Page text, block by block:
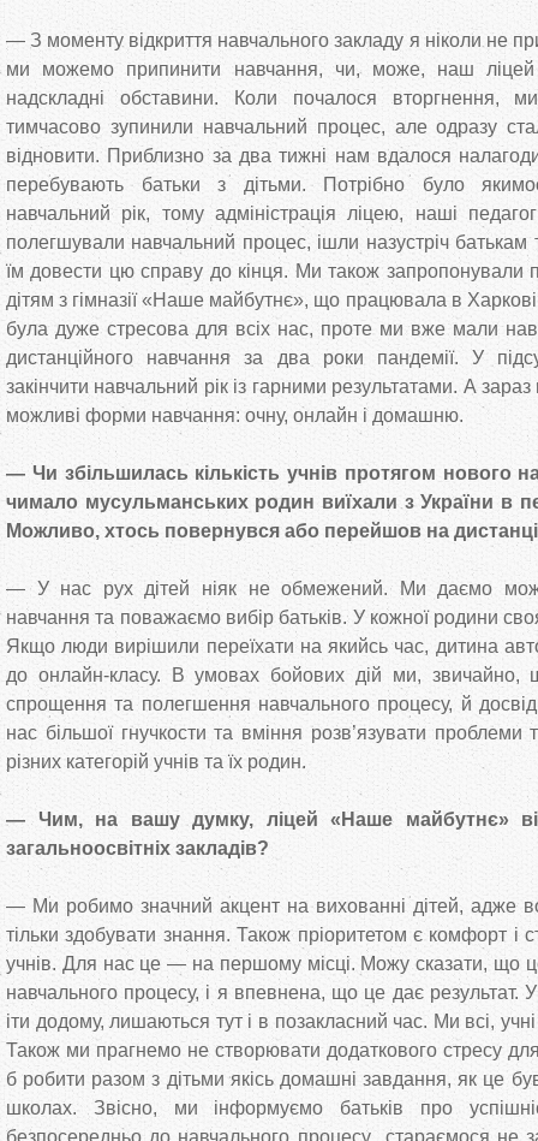
— З моменту відкриття навчального закладу я ніколи не
ми можемо припинити навчання, чи, може, наш ліцей
надскладні обставини. Коли почалося вторгнення,
тимчасово зупинили навчальний процес, але одразу
відновити. Приблизно за два тижні нам вдалося
перебувають батьки з дітьми. Потрібно було
навчальний рік, тому адміністрація ліцею, наші
полегшували навчальний процес, ішли назустріч
їм довести цю справу до кінця. Ми також запропонували
дітям з гімназії «Наше майбутнє», що працювала в
була дуже стресова для всіх нас, проте ми вже мали
дистанційного навчання за два роки пандемії. У
закінчити навчальний рік із гарними результатами. А
можливі форми навчання: очну, онлайн і домашню.
— Чи збільшилась кількість учнів протягом нового
чимало мусульманських родин виїхали з України в
Можливо, хтось повернувся або перейшов на
— У нас рух дітей ніяк не обмежений. Ми даємо
навчання та поважаємо вибір батьків. У кожної родини
Якщо люди вирішили переїхати на якийсь час, дитина
до онлайн-класу. В умовах бойових дій ми, звичайно,
спрощення та полегшення навчального процесу, й
нас більшої гнучкости та вміння розв’язувати проблеми
різних категорій учнів та їх родин.
— Чим, на вашу думку, ліцей «Наше майбутнє»
загальноосвітніх закладів?
— Ми робимо значний акцент на вихованні дітей, адже
тільки здобувати знання. Також пріоритетом є комфорт і
учнів. Для нас це — на першому місці. Можу сказати, що
навчального процесу, і я впевнена, що це дає результат.
іти додому, лишаються тут і в позакласний час. Ми всі,
Також ми прагнемо не створювати додаткового стресу
б робити разом з дітьми якісь домашні завдання, як це
школах. Звісно, ми інформуємо батьків про
безпосередньо до навчального процесу стараємося не